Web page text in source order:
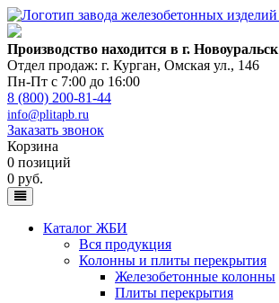
Производство находится в г. Новоуральск
Отдел продаж: г. Курган, Омская ул., 146
Пн-Пт с 7:00 до 16:00
8 (800) 200-81-44
info@plitapb.ru
Заказать звонок
Корзина
0 позиций
0 руб.
Каталог ЖБИ
Вся продукция
Колонны и плиты перекрытия
Железобетонные колонны
Плиты перекрытия